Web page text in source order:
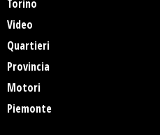
Torino
Video
Quartieri
Provincia
Motori
Piemonte